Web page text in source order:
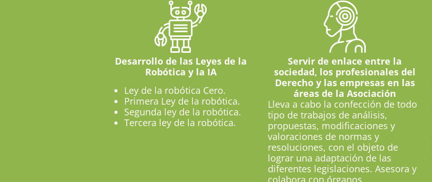
Desarrollo de las Leyes de la
Robótica y la IA
Ley de la robótica Cero.
Primera Ley de la robótica.
Segunda ley de la robótica.
Tercera ley de la robótica.
Servir de enlace entre la
sociedad, los profesionales del
Derecho y las empresas en las
áreas de la Asociación
Lleva a cabo la confección de todo
tipo de trabajos de análisis,
propuestas, modificaciones y
valoraciones de normas y
resoluciones, con el objeto de
lograr una adaptación de las
diferentes legislaciones. Asesora y